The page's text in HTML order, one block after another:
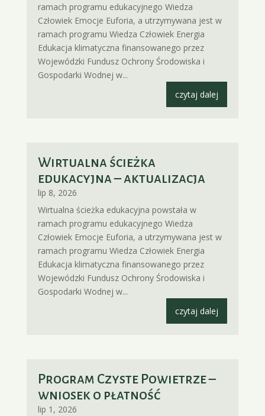
ramach programu edukacyjnego Wiedza
Człowiek Emocje Euforia, a utrzymywana jest w
ramach programu Wiedza Człowiek Energia
Edukacja klimatyczna finansowanego przez
Wojewódzki Fundusz Ochrony Środowiska i
Gospodarki Wodnej w...
czytaj dalej
Wirtualna ścieżka
edukacyjna – aktualizacja
lip 8, 2026
Wirtualna ścieżka edukacyjna powstała w
ramach programu edukacyjnego Wiedza
Człowiek Emocje Euforia, a utrzymywana jest w
ramach programu Wiedza Człowiek Energia
Edukacja klimatyczna finansowanego przez
Wojewódzki Fundusz Ochrony Środowiska i
Gospodarki Wodnej w...
czytaj dalej
Program Czyste Powietrze –
wniosek o płatność
lip 1, 2026